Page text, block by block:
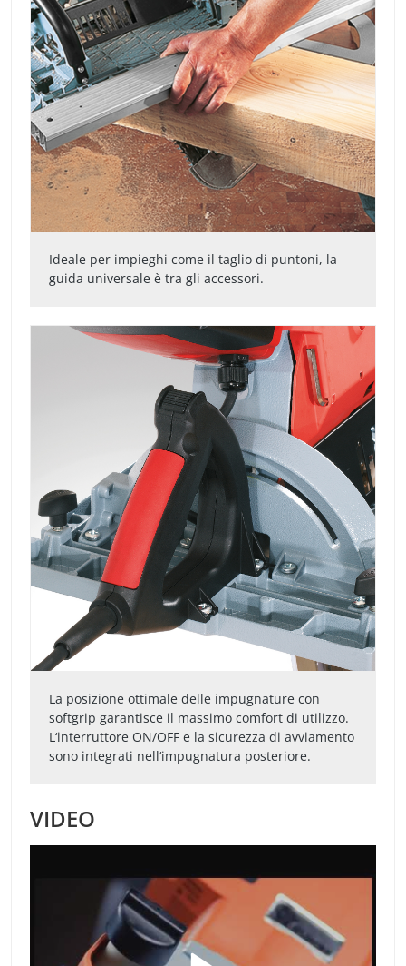
Ideale per impieghi come il taglio di puntoni, la
guida universale è tra gli accessori.
La posizione ottimale delle impugnature con
softgrip garantisce il massimo comfort di utilizzo.
L‘interruttore ON/OFF e la sicurezza di avviamento
sono integrati nell‘impugnatura posteriore.
VIDEO